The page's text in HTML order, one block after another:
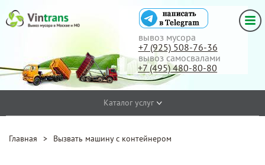
вывоз мусора
+7 (925) 508-76-36
вывоз самосвалами
+7 (495) 480-80-80
Каталог услуг
Главная > Вызвать машину с контейнером